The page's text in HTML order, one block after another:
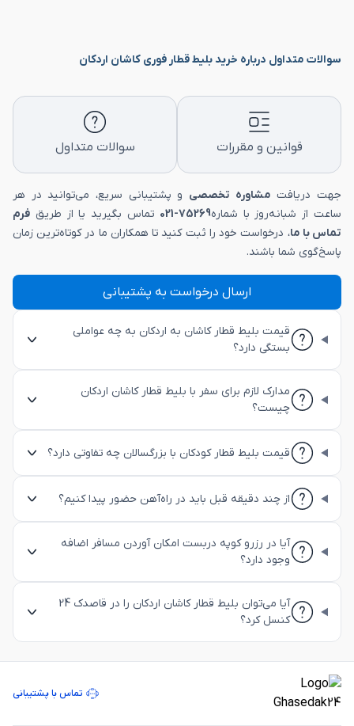
سوالات متداول درباره خرید بلیط قطار فوری کاشان اردکان
قوانین و مقررات سوالات متداول
جهت دریافت مشاوره تخصصی و پشتیبانی سریع، می‌توانید در هر
ساعت از شبانه‌روز با شماره75269-021 تماس بگیرید یا از طریق فرم
تماس با ما، درخواست خود را ثبت کنید تا همکاران ما در کوتاه‌ترین زمان
پاسخ‌گوی شما باشند.
ارسال درخواست به پشتیبانی
قیمت بلیط قطار کاشان به اردکان به چه عواملی
بستگی دارد؟
مدارک لازم برای سفر با بلیط قطار کاشان اردکان
چیست؟
قیمت بلیط قطار کودکان با بزرگسالان چه تفاوتی دارد؟
از چند دقیقه قبل باید در راه‌آهن حضور پیدا کنیم؟
آیا در رزرو کوپه دربست امکان آوردن مسافر اضافه
وجود دارد؟
آیا می‌توان بلیط قطار کاشان اردکان را در قاصدک 24
کنسل کرد؟
تماس با پشتیبانی